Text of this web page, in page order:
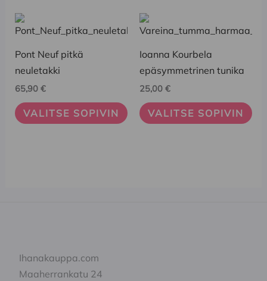
Pont Neuf pitkä
neuletakki
65,90 €
VALITSE SOPIVIN
Tällä
tuotteella
on
useampi
muunnelma.
Voit
tehdä
Ioanna Kourbela
epäsymmetrinen tunika
25,00 €
VALITSE SOPIVIN
Tällä
tuotteella
on
useampi
muunnelma.
Voit
tehdä
Ihanakauppa.com
Maaherrankatu 24